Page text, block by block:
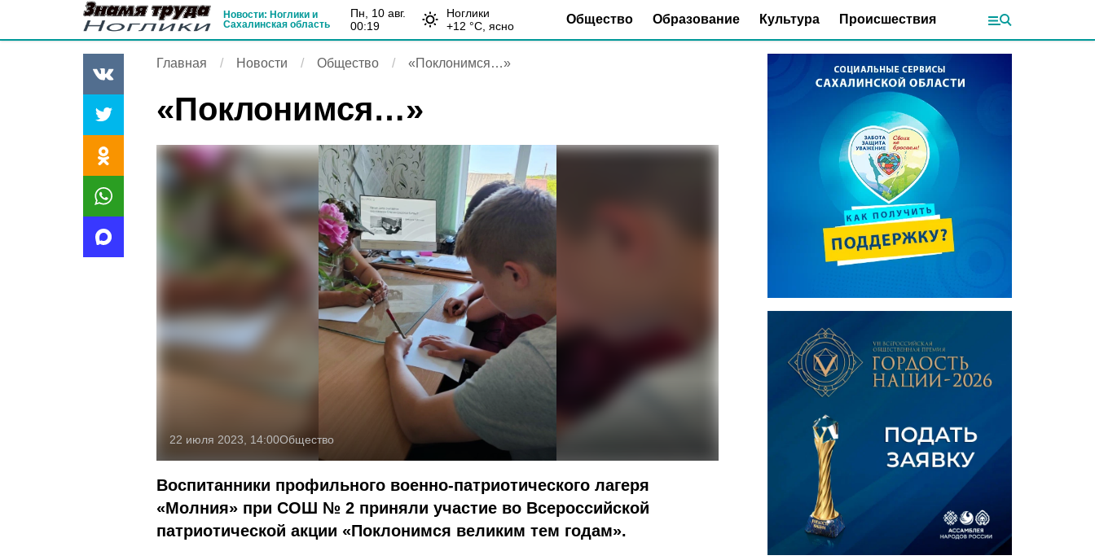
Новости: Ноглики и
Сахалинская область
пн, 10 авг.
00:19
Ноглики
+12 °С, ясно Общество Образование Культура Происшествия
Главная Новости Общество «Поклонимся…»
«Поклонимся…»
22 июля 2023, 14:00Общество
Воспитанники профильного военно-патриотического лагеря
«Молния» при СОШ № 2 приняли участие во Всероссийской
патриотической акции «Поклонимся великим тем годам».